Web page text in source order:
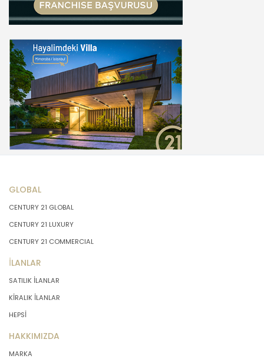
GLOBAL
CENTURY 21 GLOBAL
CENTURY 21 LUXURY
CENTURY 21 COMMERCIAL
İLANLAR
SATILIK İLANLAR
KİRALIK İLANLAR
HEPSİ
HAKKIMIZDA
MARKA